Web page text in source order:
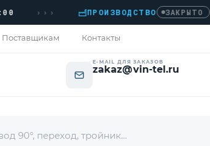
››› ПРОИЗВОДСТВО ЗАКРЫТО ›
Поставщикам Контакты
E-MAIL ДЛЯ ЗАКАЗОВ
zakaz@vin-tel.ru